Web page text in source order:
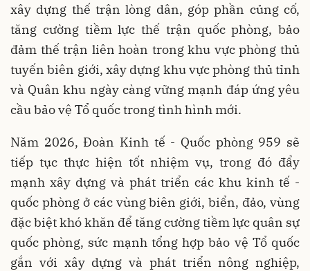
xây dựng thế trận lòng dân, góp phần củng cố,
tăng cường tiềm lực thế trận quốc phòng, bảo
đảm thế trận liên hoàn trong khu vực phòng thủ
tuyến biên giới, xây dựng khu vực phòng thủ tỉnh
và Quân khu ngày càng vững mạnh đáp ứng yêu
cầu bảo vệ Tổ quốc trong tình hình mới.
Năm 2026, Đoàn Kinh tế - Quốc phòng 959 sẽ
tiếp tục thực hiện tốt nhiệm vụ, trong đó đẩy
mạnh xây dựng và phát triển các khu kinh tế -
quốc phòng ở các vùng biên giới, biển, đảo, vùng
đặc biệt khó khăn để tăng cường tiềm lực quân sự
quốc phòng, sức mạnh tổng hợp bảo vệ Tổ quốc
gắn với xây dựng và phát triển nông nghiệp,